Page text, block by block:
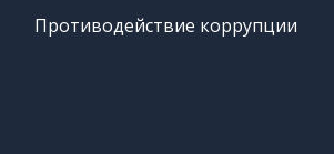
Противодействие коррупции